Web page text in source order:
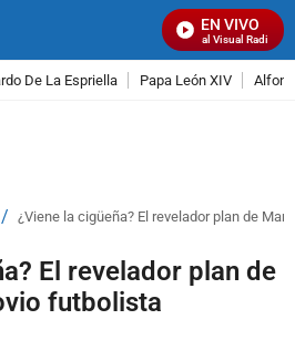
EN VIVO
Señal Visual Radio
De La Espriella Papa León XIV
/ ¿Viene la cigüeña? El revelador plan de
El revelador plan de
futbolista